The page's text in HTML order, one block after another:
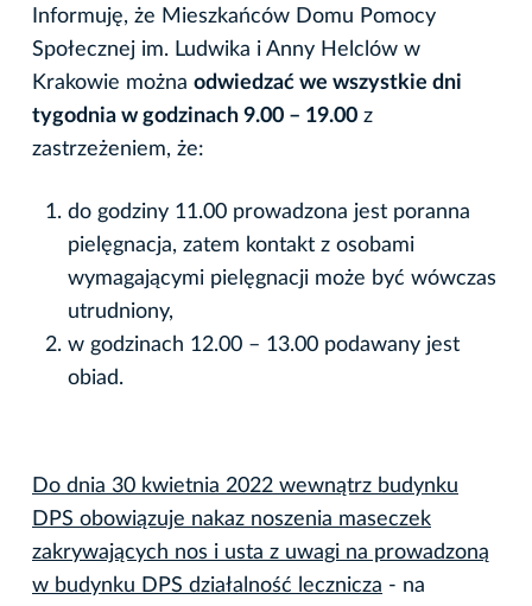
Informuję, że Mieszkańców Domu Pomocy
Społecznej im. Ludwika i Anny Helclów w
Krakowie można odwiedzać we wszystkie dni
tygodnia w godzinach 9.00 – 19.00 z
zastrzeżeniem, że:
do godziny 11.00 prowadzona jest poranna
pielęgnacja, zatem kontakt z osobami
wymagającymi pielęgnacji może być wówczas
utrudniony,
w godzinach 12.00 – 13.00 podawany jest
obiad.
Do dnia 30 kwietnia 2022 wewnątrz budynku
DPS obowiązuje nakaz noszenia maseczek
zakrywających nos i usta z uwagi na prowadzoną
w budynku DPS działalność lecznicza - na